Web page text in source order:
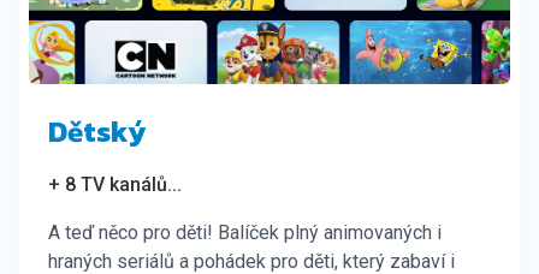
Dětský
+ 8 TV kanálů...
A teď něco pro děti! Balíček plný animovaných i
hraných seriálů a pohádek pro děti, který zabaví i